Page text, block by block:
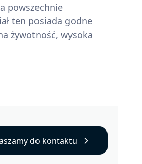
powszechnie
ten posiada godne
żywotność, wysoka
do kontaktu